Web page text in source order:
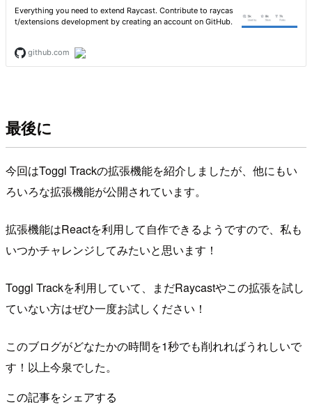
最後に
今回はToggl Trackの拡張機能を紹介しましたが、他にもい
ろいろな拡張機能が公開されています。
拡張機能はReactを利用して自作できるようですので、私も
いつかチャレンジしてみたいと思います！
Toggl Trackを利用していて、まだRaycastやこの拡張を試し
ていない方はぜひ一度お試しください！
このブログがどなたかの時間を1秒でも削れればうれしいで
す！以上今泉でした。
この記事をシェアする